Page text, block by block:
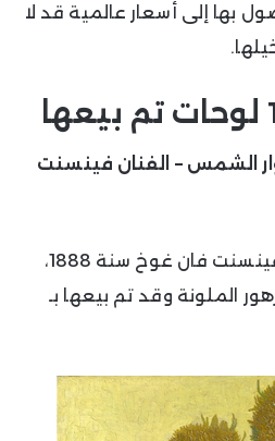
بها إلى أسعار عالمية قد لا
الشمس – الفنان فينسنت
هي لوحة رسمها الفنان فينسنت فان غوخ سنة 1888،
الملونة وقد تم بيعها بـ